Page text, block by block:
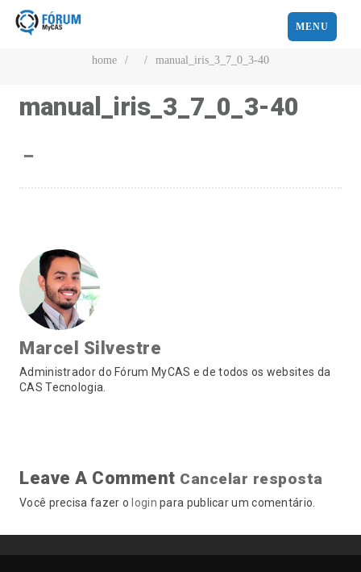
MENU
home / / manual_iris_3_7_0_3-40
manual_iris_3_7_0_3-40
Marcel Silvestre
Administrador do Fórum MyCAS e de todos os websites da
CAS Tecnologia.
Leave A Comment Cancelar resposta
Você precisa fazer o login para publicar um comentário.